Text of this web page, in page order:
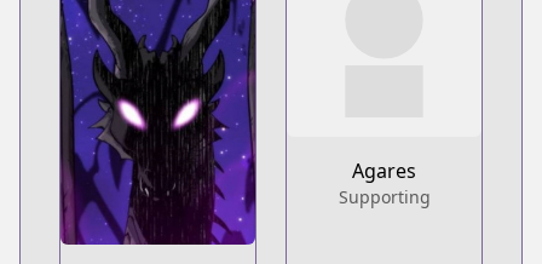
Agares
Supporting